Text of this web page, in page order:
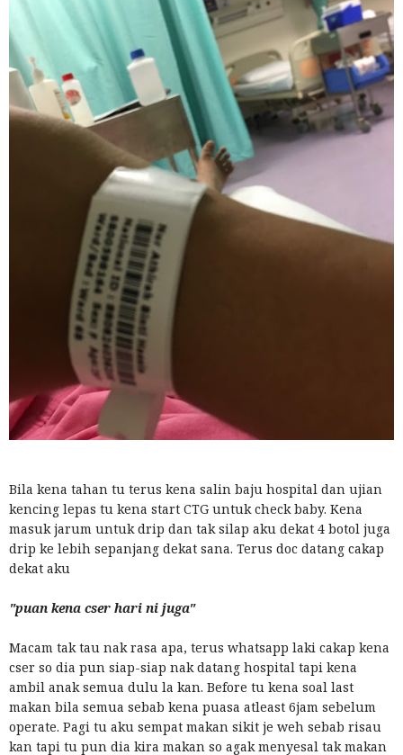
Bila kena tahan tu terus kena salin baju hospital dan ujian
kencing lepas tu kena start CTG untuk check baby. Kena
masuk jarum untuk drip dan tak silap aku dekat 4 botol juga
drip ke lebih sepanjang dekat sana. Terus doc datang cakap
dekat aku
"puan kena cser hari ni juga"
Macam tak tau nak rasa apa, terus whatsapp laki cakap kena
cser so dia pun siap-siap nak datang hospital tapi kena
ambil anak semua dulu la kan. Before tu kena soal last
makan bila semua sebab kena puasa atleast 6jam sebelum
operate. Pagi tu aku sempat makan sikit je weh sebab risau
kan tapi tu pun dia kira makan so agak menyesal tak makan